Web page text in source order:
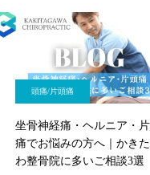
頭痛/片頭痛
坐骨神経痛・ヘルニア・
痛でお悩みの方へ｜かき
わ整骨院に多いご相談3選